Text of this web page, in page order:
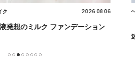
2026.08.06
ミルク ファンデーション
ヘア
【クセ・
迷子必見